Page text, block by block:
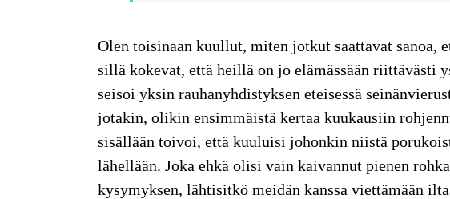
Olen toisinaan kuullut, miten jotkut saattavat sanoa,
sillä kokevat, että heillä on jo elämässään riittävästi
seisoi yksin rauhanyhdistyksen eteisessä
jotakin, olikin ensimmäistä kertaa kuukausiin
sisällään toivoi, että kuuluisi johonkin niistä
lähellään. Joka ehkä olisi vain kaivannut pienen
kysymyksen, lähtisitkö meidän kanssa viettämään